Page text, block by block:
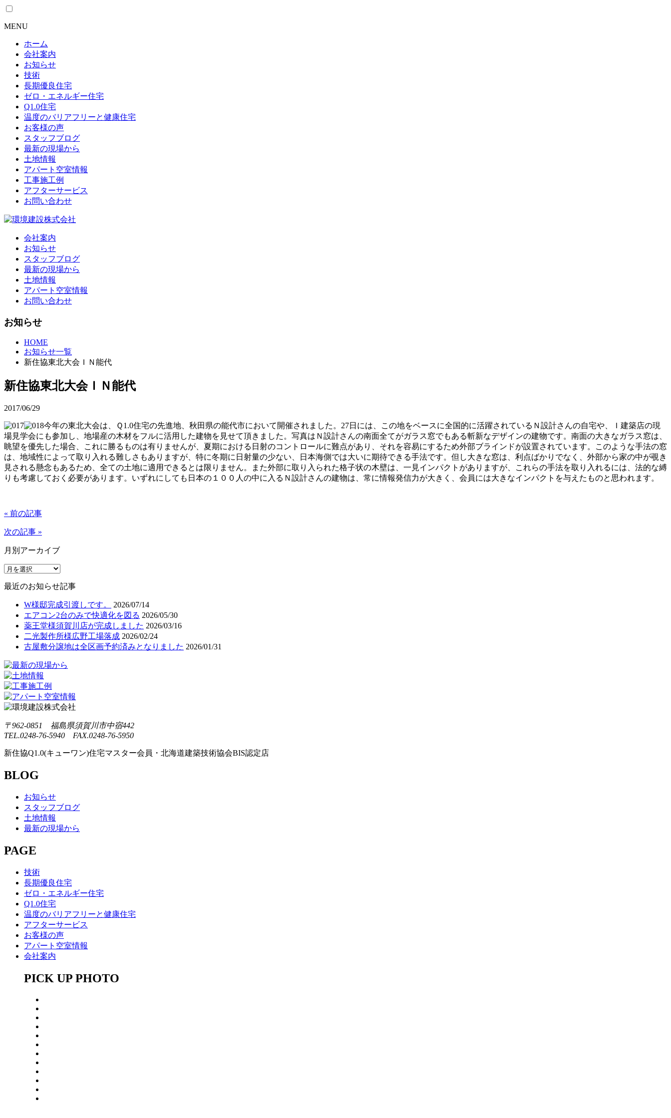
MENU
ホーム
会社案内
お知らせ
技術
長期優良住宅
ゼロ・エネルギー住宅
Q1.0住宅
温度のバリアフリーと健康住宅
お客様の声
スタッフブログ
最新の現場から
土地情報
アパート空室情報
工事施工例
アフターサービス
お問い合わせ
会社案内
お知らせ
スタッフブログ
最新の現場から
土地情報
アパート空室情報
お問い合わせ
お知らせ
HOME
お知らせ一覧
新住協東北大会ＩＮ能代
新住協東北大会ＩＮ能代
2017/06/29
今年の東北大会は、Ｑ1.0住宅の先進地、秋田県の能代市において開催されました。27日には、この地をベースに全国的に活躍されているＮ設計さんの自宅や、Ｉ建築店の現
場見学会にも参加し、地場産の木材をフルに活用した建物を見せて頂きました。写真はＮ設計さんの南面全てがガラス窓でもある斬新なデザインの建物です。南面の大きなガラス窓は、
眺望を優先した場合、これに勝るものは有りませんが、夏期における日射のコントロールに難点があり、それを容易にするため外部ブラインドが設置されています。このような手法の窓
は、地域性によって取り入れる難しさもありますが、特に冬期に日射量の少ない、日本海側では大いに期待できる手法です。但し大きな窓は、利点ばかりでなく、外部から家の中が覗き
見される懸念もあるため、全ての土地に適用できるとは限りません。また外部に取り入られた格子状の木壁は、一見インパクトがありますが、これらの手法を取り入れるには、法的な縛
りも考慮しておく必要があります。いずれにしても日本の１００人の中に入るＮ設計さんの建物は、常に情報発信力が大きく、会員には大きなインパクトを与えたものと思われます。
« 前の記事
次の記事 »
月別アーカイブ
最近のお知らせ記事
W様邸完成引渡しです。
2026/07/14
エアコン2台のみで快適化を図る 2026/05/30
薬王堂様須賀川店が完成しました 2026/03/16
二光製作所様広野工場落成 2026/02/24
古屋敷分譲地は全区画予約済みとなりました 2026/01/31
〒962-0851 福島県須賀川市中宿442
TEL.0248-76-5940 FAX.0248-76-5950
新住協Q1.0(キューワン)住宅マスター会員・北海道建築技術協会BIS認定店
BLOG
お知らせ
スタッフブログ
土地情報
最新の現場から
PAGE
技術
長期優良住宅
ゼロ・エネルギー住宅
Q1.0住宅
温度のバリアフリーと健康住宅
アフターサービス
お客様の声
アパート空室情報
会社案内
PICK UP PHOTO